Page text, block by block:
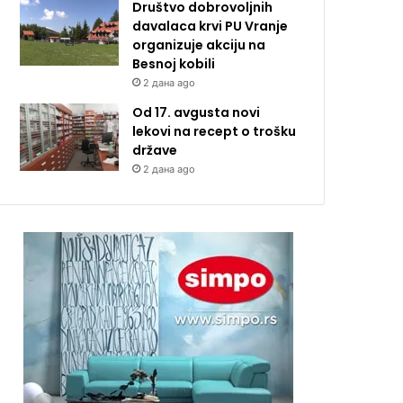
Društvo dobrovoljnih
davalaca krvi PU Vranje
organizuje akciju na
Besnoj kobili
2 дана ago
Od 17. avgusta novi
lekovi na recept o trošku
države
2 дана ago